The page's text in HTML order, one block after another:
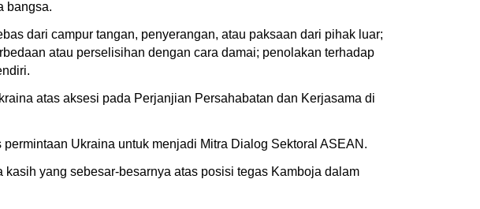
bangsa.
dari campur tangan, penyerangan, atau paksaan dari pihak luar;
atau perselisihan dengan cara damai; penolakan terhadap
atas aksesi pada Perjanjian Persahabatan dan Kerjasama di
Ukraina untuk menjadi Mitra Dialog Sektoral ASEAN.
yang sebesar-besarnya atas posisi tegas Kamboja dalam